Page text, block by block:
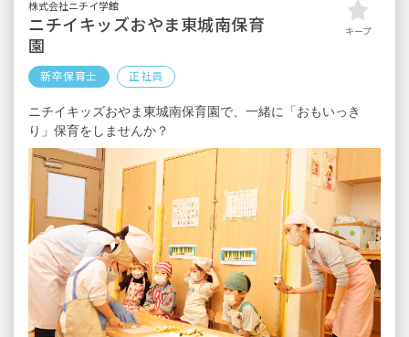
■賞与年2回（6月／12月）2024年度実績：全国
※経験・能力・会社業績によります
等の事情がある場合は支給額が0円になります
※試用期間3カ月／同条件
株式会社ニチイ学館
ニチイキッズおやま東城南保育
園
新卒保育士 正社員
キープ
ニチイキッズおやま東城南保育園で、一緒に「おもいっき
り」保育をしませんか？